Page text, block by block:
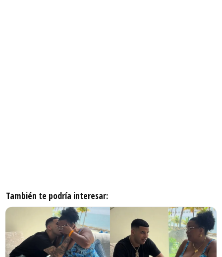
También te podría interesar: